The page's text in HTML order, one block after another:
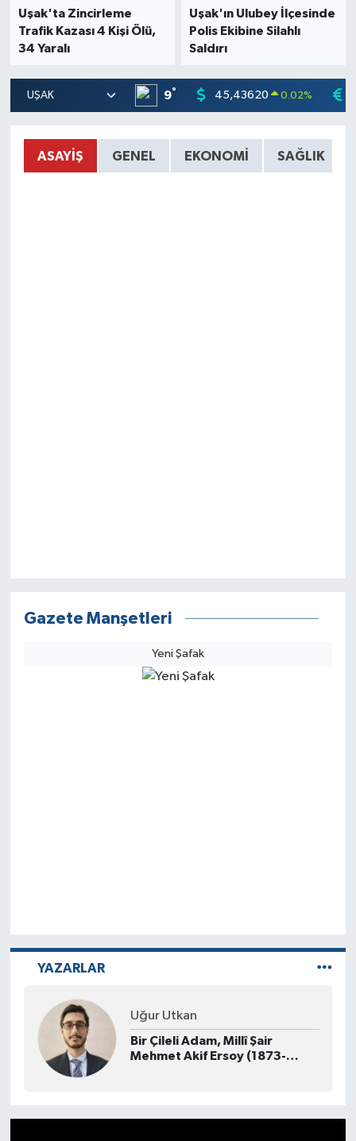
Uşak'ta Zincirleme
Trafik Kazası 4 Kişi Ölü,
34 Yaralı
Uşak'ın Ulubey İlçesinde
Polis Ekibine Silahlı
Saldırı
9° 45,43620 0.02%
ASAYİŞ GENEL EKONOMİ SAĞLIK
Gazete Manşetleri
Yeni Şafak
YAZARLAR
Uğur Utkan
Bir Çileli Adam, Millî Şair
Mehmet Akif Ersoy (1873-
SİYASET
SPOR
VEFATLAR